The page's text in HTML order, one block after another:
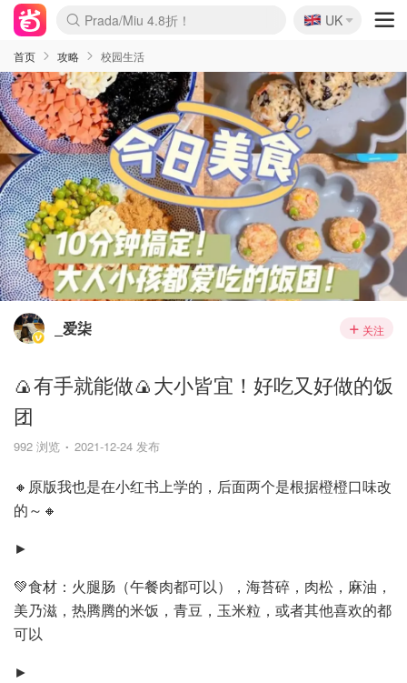
麦卢卡蜂蜜夏促！个位数！
Prada/Miu 4.8折！
啥？必胜客披萨5折！
🇬🇧
UK
首页 攻略 校园生活
_爱柒 关注
🍙有手就能做🍙大小皆宜！好吃又好做的饭
团
992 浏览 2021-12-24 发布
🔸原版我也是在小红书上学的，后面两个是根据橙橙口味改
的～🔸
►
💚食材：火腿肠（午餐肉都可以），海苔碎，肉松，麻油，
美乃滋，热腾腾的米饭，青豆，玉米粒，或者其他喜欢的都
可以
►